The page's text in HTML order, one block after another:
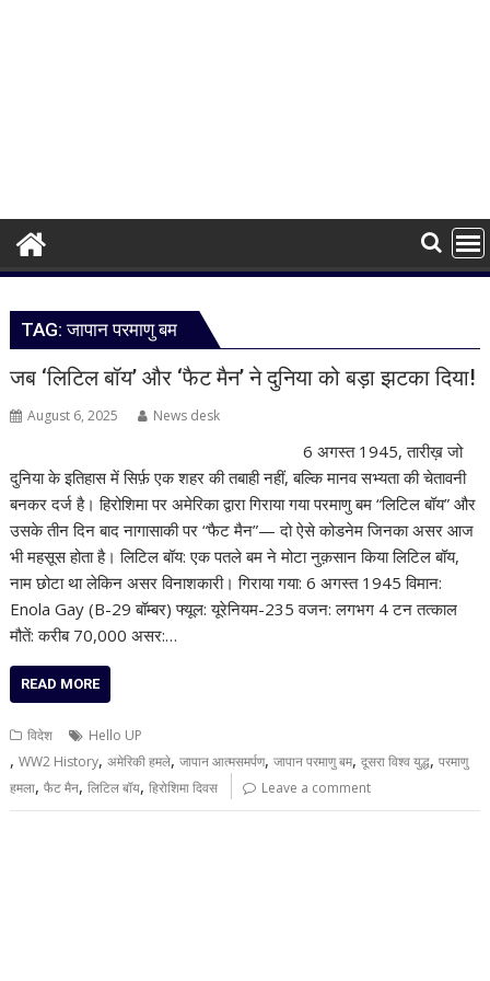
TAG:जापान परमाणु बम
जब ‘लिटिल बॉय’ और ‘फैट मैन’ ने दुनिया को बड़ा झटका दिया!
August 6, 2025 News desk
6 अगस्त 1945, तारीख़ जो
दुनिया के इतिहास में सिर्फ़ एक शहर की तबाही नहीं, बल्कि मानव सभ्यता की चेतावनी
बनकर दर्ज है। हिरोशिमा पर अमेरिका द्वारा गिराया गया परमाणु बम “लिटिल बॉय” और
उसके तीन दिन बाद नागासाकी पर “फैट मैन”— दो ऐसे कोडनेम जिनका असर आज
भी महसूस होता है। लिटिल बॉय: एक पतले बम ने मोटा नुक़सान किया लिटिल बॉय,
नाम छोटा था लेकिन असर विनाशकारी। गिराया गया: 6 अगस्त 1945 विमान:
Enola Gay (B-29 बॉम्बर) फ्यूल: यूरेनियम-235 वजन: लगभग 4 टन तत्काल
मौतें: करीब 70,000 असर:…
READ MORE
विदेश Hello UP
,WW2 History,अमेरिकी हमले,जापान आत्मसमर्पण,जापान परमाणु बम,दूसरा विश्व युद्ध,परमाणु
हमला,फैट मैन,लिटिल बॉय,हिरोशिमा दिवस Leave a comment